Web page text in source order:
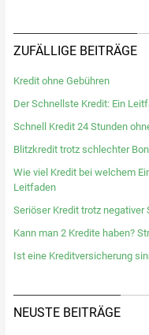
ZUFÄLLIGE BEITRÄGE
Kredit ohne Gebühren
Der Schnellste Kredit: Ein
Schnell Kredit 24 Stunden
Blitzkredit trotz schlechter
Wie viel Kredit bei welchem
Leitfaden
Seriöser Kredit trotz negativer
Kann man 2 Kredite haben?
Ist eine Kreditversicherung
NEUSTE BEITRÄGE